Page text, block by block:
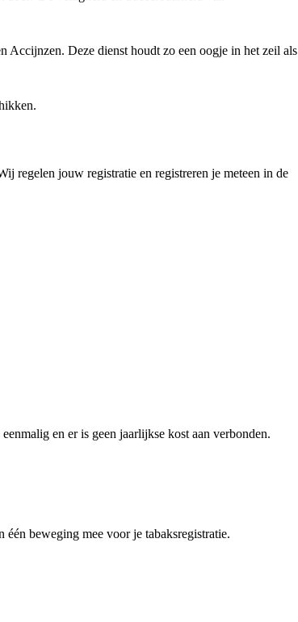
Accijnzen. Deze dienst houdt zo een oogje in het zeil als
regelen jouw registratie en registreren je meteen in de
en er is geen jaarlijkse kost aan verbonden.
beweging mee voor je tabaksregistratie.